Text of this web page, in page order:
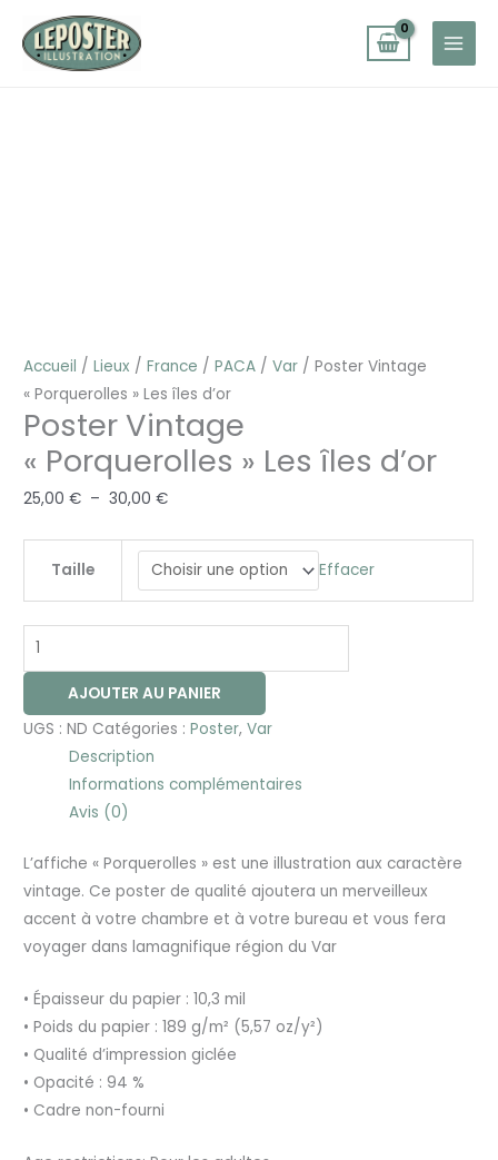
contenu
Accueil /Lieux /France /PACA /Var / Poster Vintage
« Porquerolles » Les îles d’or
Poster Vintage
« Porquerolles » Les îles d’or
25,00€ – 30,00€
Taille Effacer
AJOUTER AU PANIER
UGS :ND Catégories :Poster,Var
Description
Informations complémentaires
Avis (0)
L’affiche « Porquerolles » est une illustration aux caractère
vintage. Ce poster de qualité ajoutera un merveilleux
accent à votre chambre et à votre bureau et vous fera
voyager dans lamagnifique région du Var
• Épaisseur du papier : 10,3 mil
• Poids du papier : 189 g/m² (5,57 oz/y²)
• Qualité d’impression giclée
• Opacité : 94 %
• Cadre non-fourni